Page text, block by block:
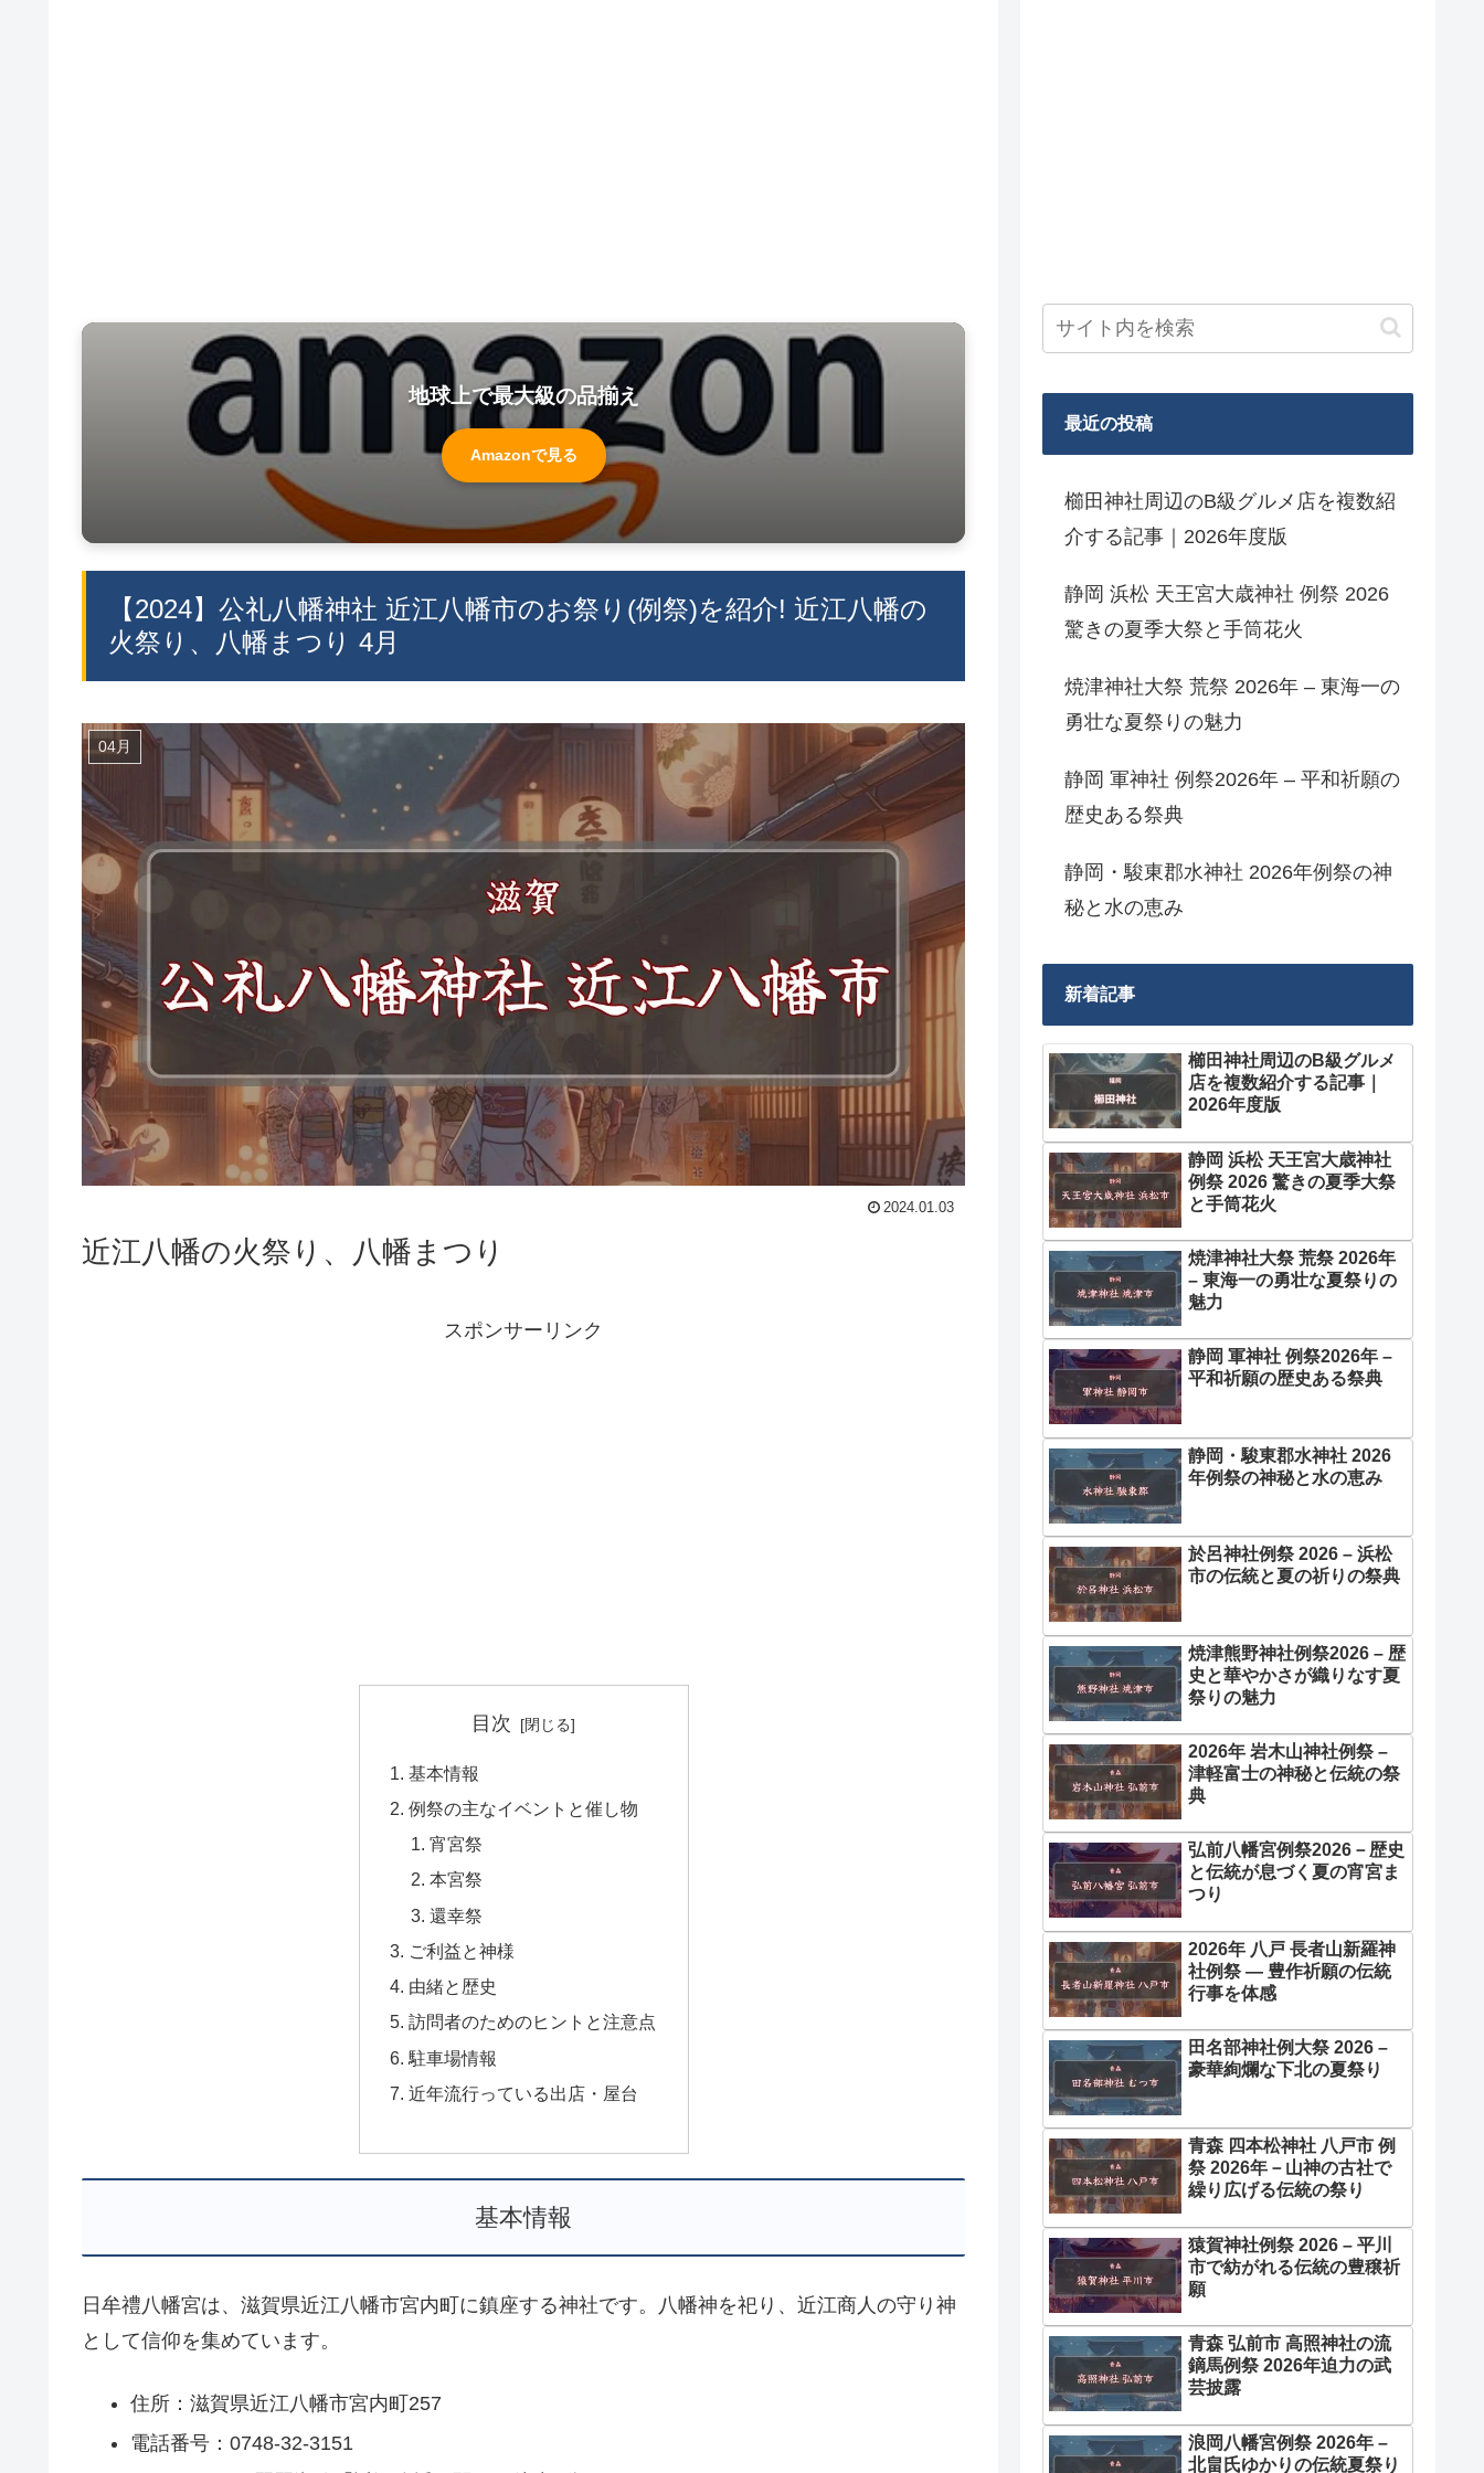
地球上で最大級の品揃え
Amazonで見る
【2024】公礼八幡神社 近江八幡市のお祭り(例祭)を紹介! 近江八幡の
火祭り、八幡まつり 4月
04月
2024.01.03
近江八幡の火祭り、八幡まつり
スポンサーリンク
目次
基本情報
例祭の主なイベントと催し物
宵宮祭
本宮祭
還幸祭
ご利益と神様
由緒と歴史
訪問者のためのヒントと注意点
駐車場情報
近年流行っている出店・屋台
基本情報
日牟禮八幡宮は、滋賀県近江八幡市宮内町に鎮座する神社です。八幡神を祀り、近江商人の守り神
として信仰を集めています。
住所：滋賀県近江八幡市宮内町257
電話番号：0748-32-3151
最近の投稿
櫛田神社周辺のB級グルメ店を複数紹
介する記事｜2026年度版
静岡 浜松 天王宮大歳神社 例祭 2026
驚きの夏季大祭と手筒花火
焼津神社大祭 荒祭 2026年 – 東海一の
勇壮な夏祭りの魅力
静岡 軍神社 例祭2026年 – 平和祈願の
歴史ある祭典
静岡・駿東郡水神社 2026年例祭の神
秘と水の恵み
新着記事
櫛田神社周辺のB級グルメ
店を複数紹介する記事｜
2026年度版
静岡 浜松 天王宮大歳神社
例祭 2026 驚きの夏季大祭
と手筒花火
焼津神社大祭 荒祭 2026年
– 東海一の勇壮な夏祭りの
魅力
静岡 軍神社 例祭2026年 –
平和祈願の歴史ある祭典
静岡・駿東郡水神社 2026
年例祭の神秘と水の恵み
於呂神社例祭 2026 – 浜松
市の伝統と夏の祈りの祭典
焼津熊野神社例祭2026 – 歴
史と華やかさが織りなす夏
祭りの魅力
2026年 岩木山神社例祭 –
津軽富士の神秘と伝統の祭
典
弘前八幡宮例祭2026－歴史
と伝統が息づく夏の宵宮ま
つり
2026年 八戸 長者山新羅神
社例祭 ― 豊作祈願の伝統
行事を体感
田名部神社例大祭 2026 –
豪華絢爛な下北の夏祭り
青森 四本松神社 八戸市 例
祭 2026年－山神の古社で
繰り広げる伝統の祭り
猿賀神社例祭 2026 – 平川
市で紡がれる伝統の豊穣祈
願
青森 弘前市 高照神社の流
鏑馬例祭 2026年迫力の武
芸披露
浪岡八幡宮例祭 2026年 –
北畠氏ゆかりの伝統夏祭り